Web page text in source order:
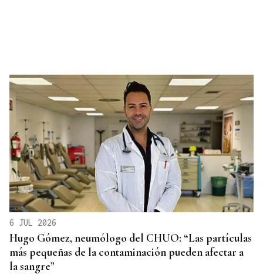
6 JUL 2026
Hugo Gómez, neumólogo del CHUO: “Las partículas
más pequeñas de la contaminación pueden afectar a
la sangre”